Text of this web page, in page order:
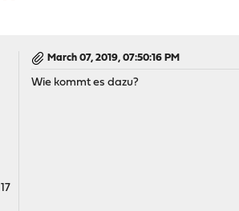
17
March 07, 2019, 07:50:16 PM
Wie kommt es dazu?